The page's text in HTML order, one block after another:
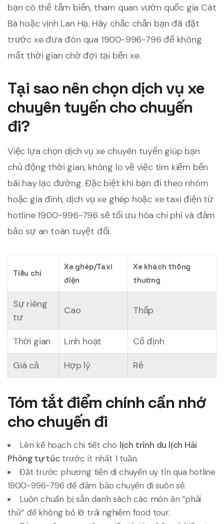
bạn có thể tắm biển, tham quan vườn quốc gia Cát
Bà hoặc vịnh Lan Hạ. Hãy chắc chắn bạn đã đặt
trước xe đưa đón qua 1900-996-796 để không
mất thời gian chờ đợi tại bến xe.
Tại sao nên chọn dịch vụ xe
chuyên tuyến cho chuyến
đi?
Việc lựa chọn dịch vụ xe chuyên tuyến giúp bạn
chủ động thời gian, không lo về việc tìm kiếm bến
bãi hay lạc đường. Đặc biệt khi bạn đi theo nhóm
hoặc gia đình, dịch vụ xe ghép hoặc xe taxi điện từ
hotline 1900-996-796 sẽ tối ưu hóa chi phí và đảm
bảo sự an toàn tuyệt đối.
Tiêu chí
Xe ghép/Taxi
điện
Xe khách thông
thường
Sự riêng
tư
Cao Thấp
Thời gian Linh hoạt
Cố định
Giá cả
Hợp lý Rẻ
Tóm tắt điểm chính cần nhớ
cho chuyến đi
Lên kế hoạch chi tiết cho lịch trình du lịch Hải
Phòng tự túctrước ít nhất 1 tuần.
Đặt trước phương tiện di chuyển uy tín qua hotline
1900-996-796 để đảm bảo chuyến đi suôn sẻ.
Luôn chuẩn bị sẵn danh sách các món ăn “phải
thử” để không bỏ lỡ trải nghiệm food tour.